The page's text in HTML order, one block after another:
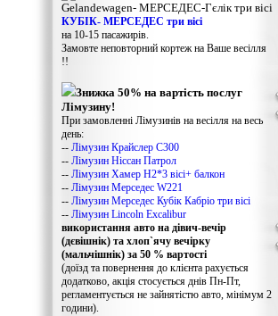
Gelandewagen​- МЕРСЕДЕС-Гєлік три вісі
КУБІК- МЕРСЕДЕС три вісі
на 10-15 пасажирів.
Замовте неповторний кортеж на Ваше весілля
!!
Знижка 50% на вартість послуг
Лімузину!
При замовленні Лімузинів на весілля на весь
день:
-- Лімузин Крайслер С300
-- Лімузин Ніссан Патрол
-- Лімузин Хамер Н2*3 вісі+ балкон
-- Лімузин Мерседес W221
-- Лімузин Мерседес Кубік Кабріо три вісі
-- Лімузин Lincoln Excalibur
використання авто на дівич-вечір
(дєвішнік) та хлоп`ячу вечірку
(мальчішнік) за 50 % вартості
(доїзд та повернення до клієнта рахується
додатково, акція стосується днів Пн-Пт,
регламентується не зайнятістю авто, мінімум 2
години).